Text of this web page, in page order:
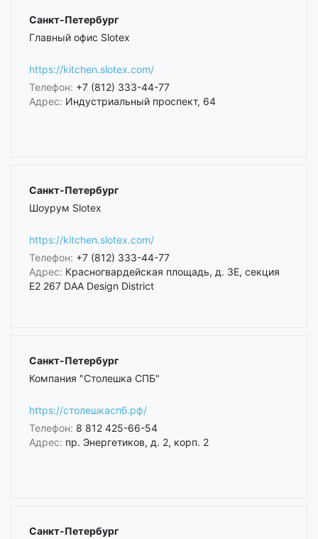
Санкт-Петербург
Главный офис Slotex
https://kitchen.slotex.com/
Телефон: +7 (812) 333-44-77
Адрес: Индустриальный проспект, 64
Санкт-Петербург
Шоурум Slotex
https://kitchen.slotex.com/
Телефон: +7 (812) 333-44-77
Адрес: Красногвардейская площадь, д. 3Е, секция
Е2 267 DAA Design District
Санкт-Петербург
Компания "Столешка СПБ"
https://столешкаспб.рф/
Телефон: 8 812 425-66-54
Адрес: пр. Энергетиков, д. 2, корп. 2
Санкт-Петербург